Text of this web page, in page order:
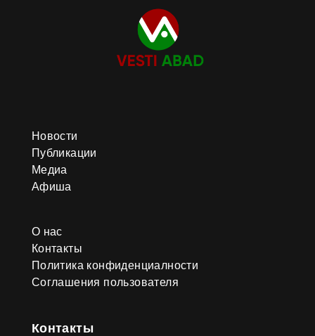
Новости
Публикации
Медиа
Афиша
О нас
Контакты
Политика конфиденциалности
Соглашения пользователя
Контакты